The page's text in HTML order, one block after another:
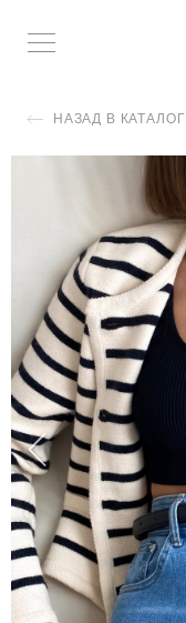
НАЗАД В КАТАЛОГ